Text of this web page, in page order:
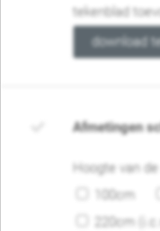
tekenblad
download
Afmetingen
Hoogte van
100cm
220cm